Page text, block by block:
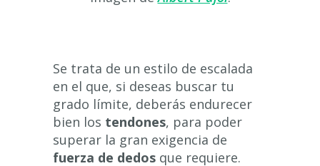
Se trata de un estilo de escalada
en el que, si deseas buscar tu
grado límite, deberás endurecer
bien los tendones, para poder
superar la gran exigencia de
fuerza de dedos que requiere.